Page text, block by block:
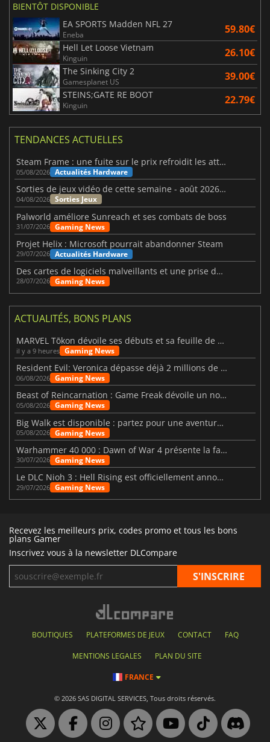
BIENTÔT DISPONIBLE
EA SPORTS Madden NFL 27
Eneba 59.80€
Hell Let Loose Vietnam
Kinguin 26.10€
The Sinking City 2
Gamesplanet US 39.00€
STEINS;GATE RE BOOT
Kinguin 22.79€
TENDANCES ACTUELLES
Steam Frame : une fuite sur le prix refroidit les attentes VR
05/08/2026 Actualités Hardware
Sorties de jeux vidéo de cette semaine - août 2026 (semaine 32)
04/08/2026 Sorties Jeux
Palworld améliore Sunreach et ses combats de boss
31/07/2026 Gaming News
Projet Helix : Microsoft pourrait abandonner Steam
29/07/2026 Actualités Hardware
Des cartes de logiciels malveillants et une prise de contrôle de Discord ont touché Meccha Chameleon
28/07/2026 Gaming News
ACTUALITÉS, BONS PLANS
MARVEL Tōkon dévoile ses débuts et sa feuille de route
il y a 9 heures Gaming News
Resident Evil: Veronica dépasse déjà 2 millions de wishlists
06/08/2026 Gaming News
Beast of Reincarnation : Game Freak dévoile un nouveau pari
05/08/2026 Gaming News
Big Walk est disponible : partez pour une aventure entre amis
05/08/2026 Gaming News
Warhammer 40 000 : Dawn of War 4 présente la faction des Nécrons
30/07/2026 Gaming News
Le DLC Nioh 3 : Hell Rising est officiellement annoncé
29/07/2026 Gaming News
Recevez les meilleurs prix, codes promo et tous les bons
plans Gamer
Inscrivez vous à la newsletter DLCompare
BOUTIQUES PLATEFORMES DE JEUX CONTACT FAQ
MENTIONS LEGALES PLAN DU SITE
FRANCE
© 2026 SAS DIGITAL SERVICES, Tous droits réservés.